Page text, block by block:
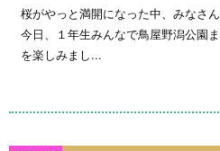
桜がやっと満開になった中、みなさ
今日、１年生みんなで鳥屋野潟公園
を楽しみまし...